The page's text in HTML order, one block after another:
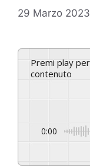
29 Marzo 2023
Premi play per ascoltare questo
contenuto
0:00